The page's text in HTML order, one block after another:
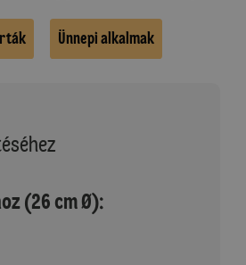
Ünnepi alkalmak
(26 cm Ø):